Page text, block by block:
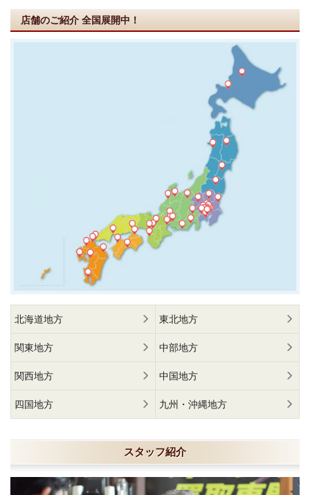
店舗のご紹介 全国展開中！
北海道地方 東北地方
関東地方 中部地方
関西地方 中国地方
四国地方 九州・沖縄地方
スタッフ紹介